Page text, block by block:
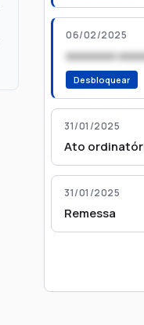
06/02/2025
xxxxxxxx
Desbloquear
31/01/2025
Ato
31/01/2025
Remessa